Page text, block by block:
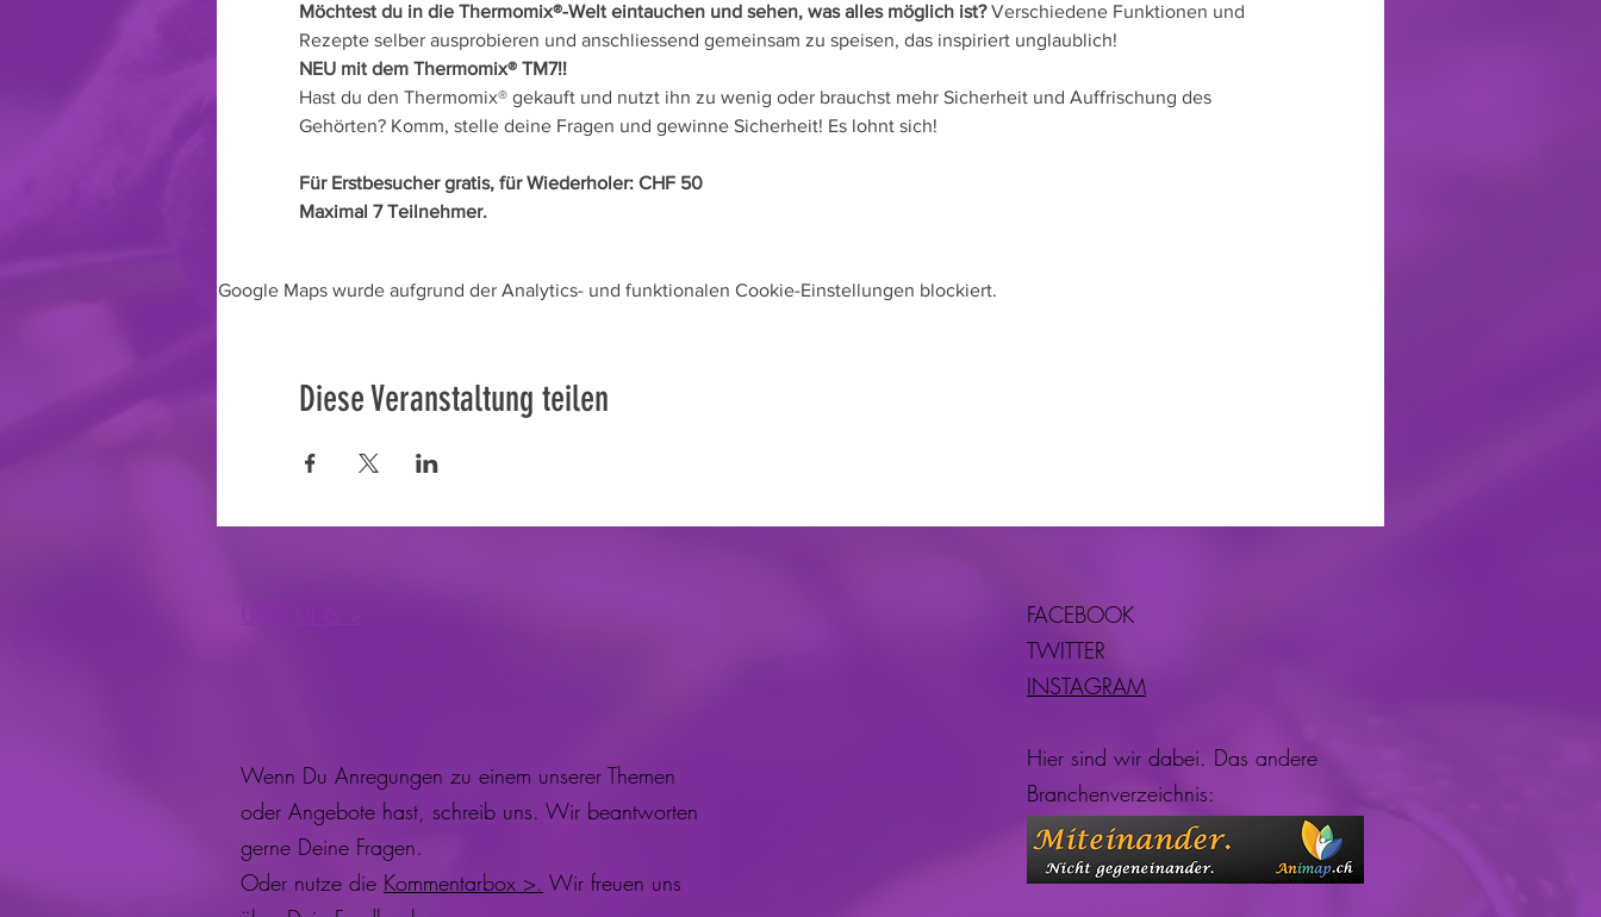
Möchtest du in die Thermomix®-Welt eintauchen und sehen, was alles möglich ist? Verschiedene Funktionen und
Rezepte selber ausprobieren und anschliessend gemeinsam zu speisen, das inspiriert unglaublich!
NEU mit dem Thermomix® TM7!!
Hast du den Thermomix® gekauft und nutzt ihn zu wenig oder brauchst mehr Sicherheit und Auffrischung des
Gehörten? Komm, stelle deine Fragen und gewinne Sicherheit! Es lohnt sich!
Für Erstbesucher gratis, für Wiederholer: CHF 50
Maximal 7 Teilnehmer.
Google Maps wurde aufgrund der Analytics- und funktionalen Cookie-Einstellungen blockiert.
Diese Veranstaltung teilen
Wenn Du Anregungen zu einem unserer Themen
oder Angebote hast, schreib uns. Wir beantworten
gerne Deine Fragen.
Oder nutze die Kommentarbox >. Wir freuen uns
FACEBOOK
TWITTER
INSTAGRAM
Hier sind wir dabei. Das andere
Branchenverzeichnis: